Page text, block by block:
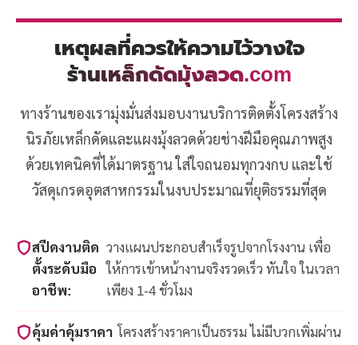
เหตุผลที่ควรให้ความไว้วางใจ
ร้านเหล็กดัดมุ้งลวด.com
ทางร้านของเรามุ่งมั่นส่งมอบงานบริการติดตั้งโครงสร้าง
นิรภัยเหล็กดัดและแผงมุ้งลวดด้วยช่างฝีมือคุณภาพสูง
ด้วยเทคนิคที่ได้มาตรฐาน ใส่ใจถนอมทุกวงกบ และใช้
วัสดุเกรดอุตสาหกรรมในงบประมาณที่ยุติธรรมที่สุด
สปีดงานติด
ตั้งระดับมือ
อาชีพ:
วางแผนประกอบสำเร็จรูปจากโรงงาน เพื่อ
ให้การเข้าหน้างานจริงรวดเร็ว ทันใจ ในเวลา
เพียง 1-4 ชั่วโมง
คุ้มค่าคุ้มราคา โครงสร้างราคาเป็นธรรม ไม่มีบวกเพิ่มผ่าน